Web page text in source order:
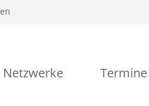
Netzwerke Termine